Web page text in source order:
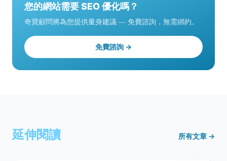
您的網站需要 SEO 優化嗎？
奇寶顧問將為您提供量身建議 — 免費諮詢，無需綁約。
免費諮詢 →
延伸閱讀 所有文章 →